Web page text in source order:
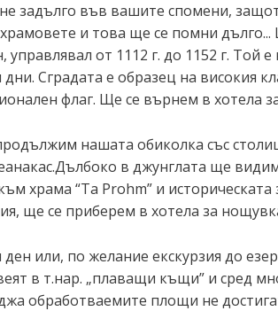
задълго във вашите спомени,
и това ще се помни
от 1112 г. до 1152 г. Той
Сградата е образец на високия
флаг. Ще се върнем в хотела
нашата обиколка със
в джунглата ще
храма “Та Prоhm” и историческата
ще се приберем в хотела за
ден или, по желание екскурзия до
в т.нар. „плаващи къщи” и сред
обработваемите площи не